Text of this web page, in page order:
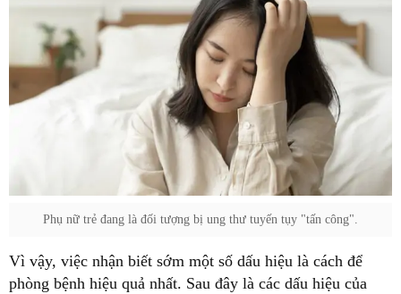
Phụ nữ trẻ đang là đối tượng bị ung thư tuyến tụy "tấn công".
Vì vậy, việc nhận biết sớm một số dấu hiệu là cách để
phòng bệnh hiệu quả nhất. Sau đây là các dấu hiệu của